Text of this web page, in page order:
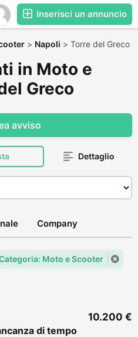
Inserisci un annuncio
> Napoli > Torre del Greco
in Moto e
Greco
avviso
Dettaglio
Company
Moto e Scooter
di tempo
10.200 €